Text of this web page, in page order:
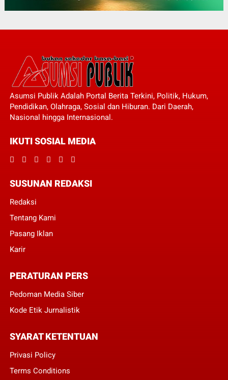
Asumsi Publik Adalah Portal Berita Terkini, Politik, Hukum,
Pendidikan, Olahraga, Sosial dan Hiburan. Dari Daerah,
Nasional hingga Internasional.
IKUTI SOSIAL MEDIA
SUSUNAN REDAKSI
Redaksi
Tentang Kami
Pasang Iklan
Karir
PERATURAN PERS
Pedoman Media Siber
Kode Etik Jurnalistik
SYARAT KETENTUAN
Privasi Policy
Terms Conditions